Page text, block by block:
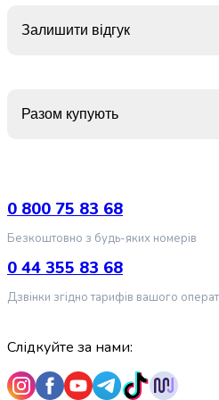
Кукурудзяні
закуски
нектари
Вода
Солодка
вода
Енергетичні
напої
продукти
Рослинне
Залишити відгук
Разом купують
0 800 75 83 68
Безкоштовно з будь-яких номерів
0 44 355 83 68
Дзвінки згідно тарифів вашого
Слідкуйте за нами: